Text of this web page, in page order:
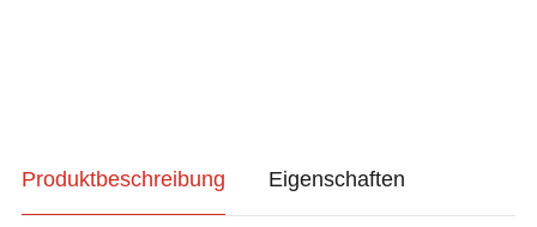
Produktbeschreibung Eigenschaften